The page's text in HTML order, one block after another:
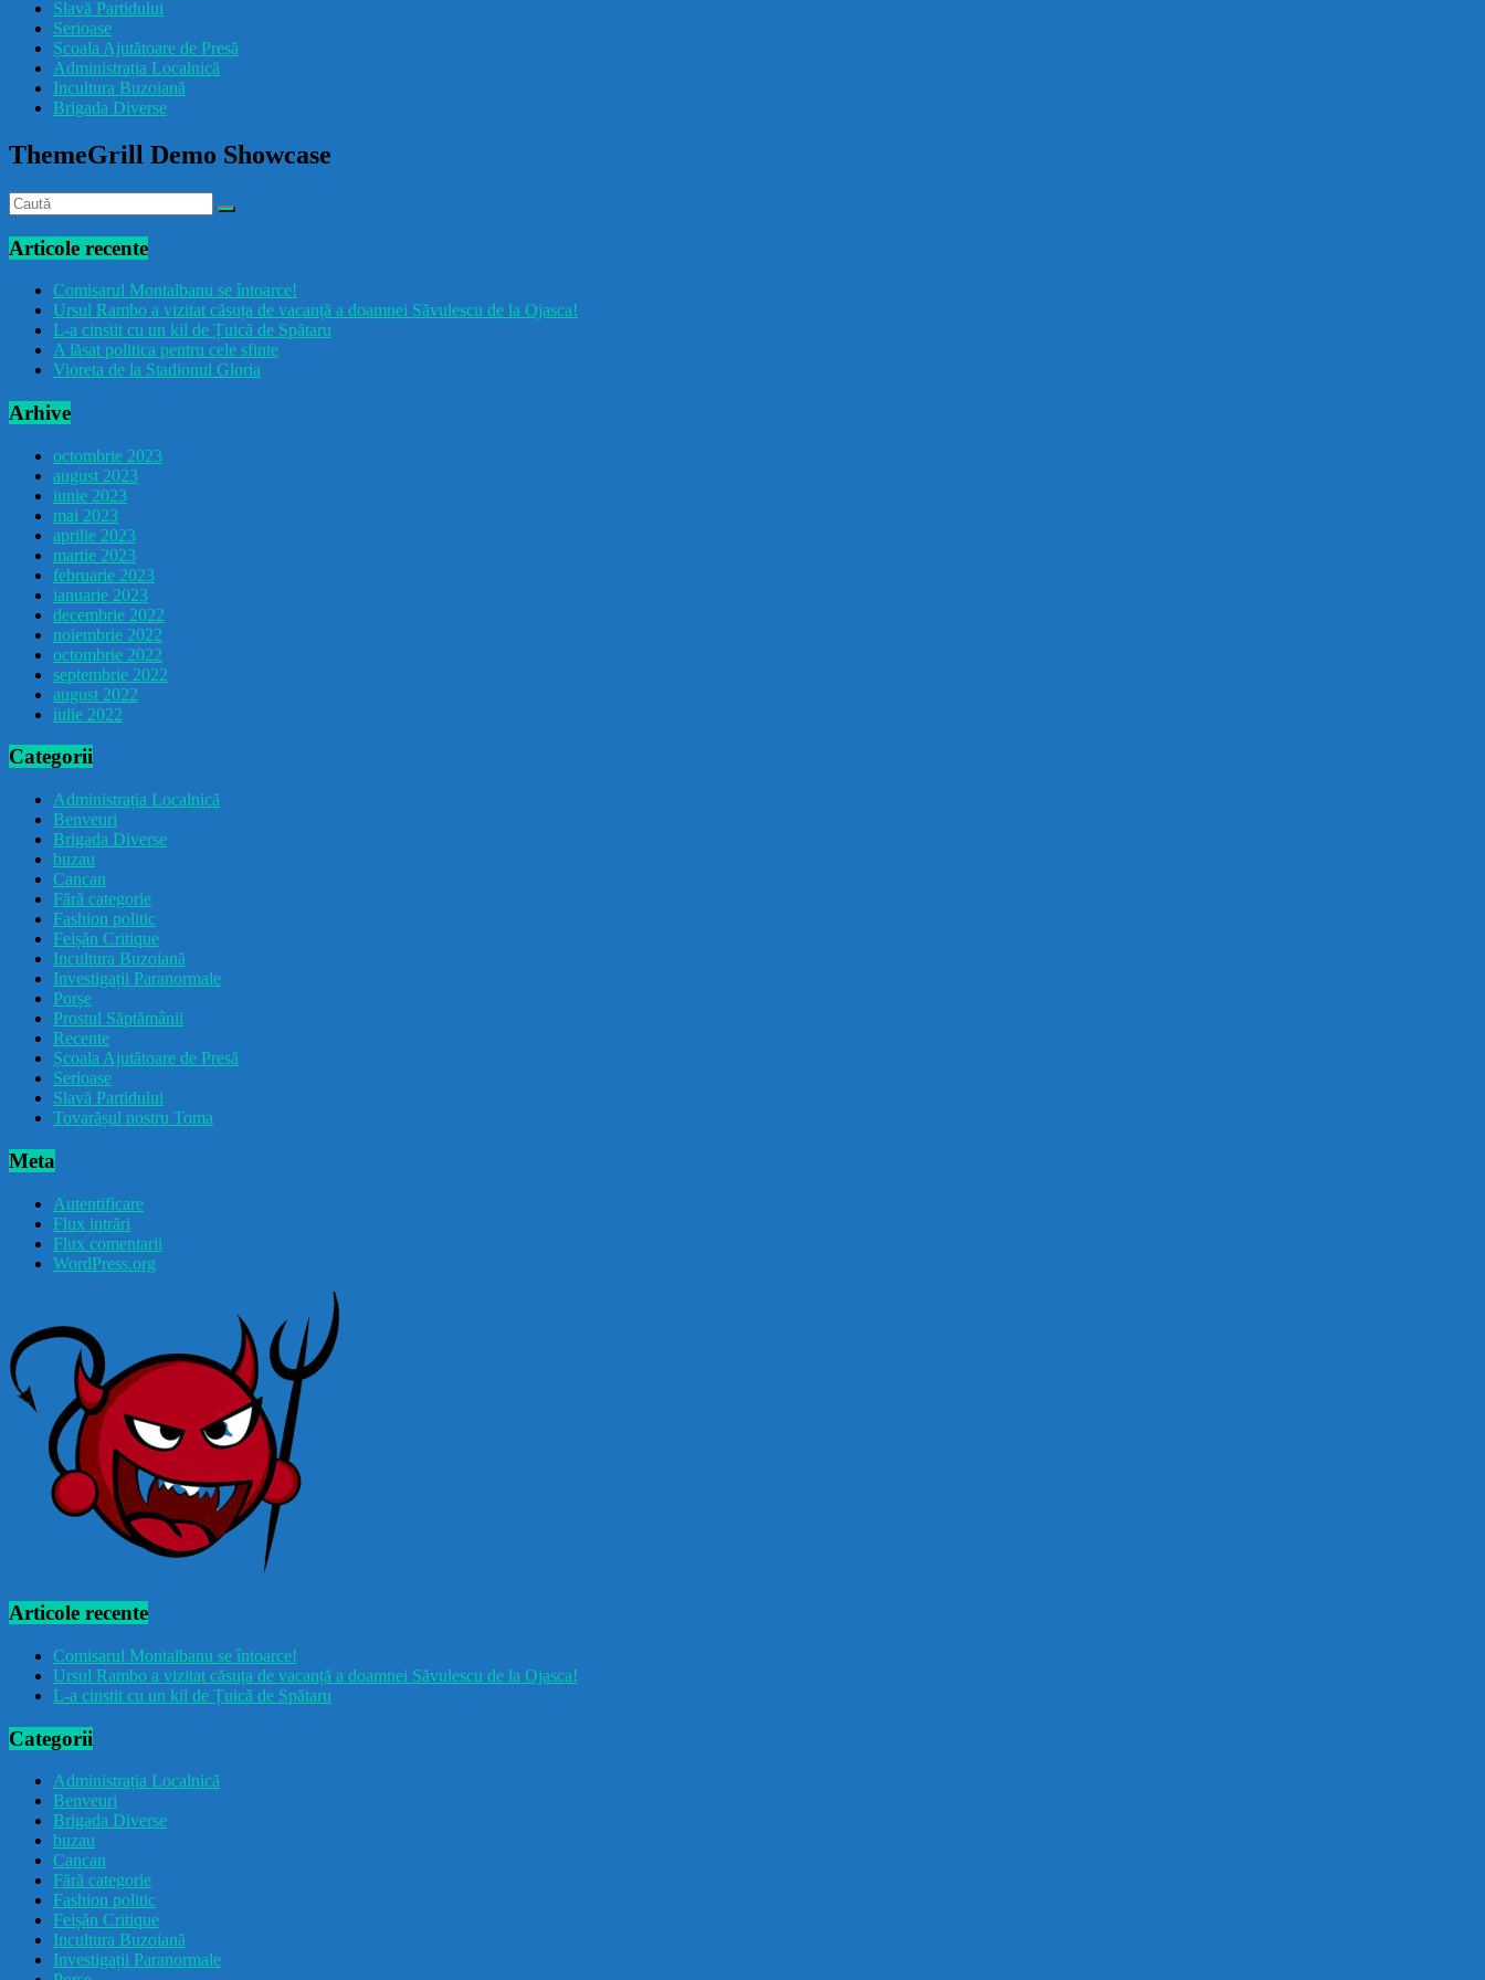
Slavă Partidului
Serioase
Școala Ajutătoare de Presă
Administrația Localnică
Incultura Buzoiană
Brigada Diverse
ThemeGrill Demo Showcase
Articole recente
Comisarul Montalbanu se întoarce!
Ursul Rambo a vizitat căsuța de vacanță a doamnei Săvulescu de la Ojasca!
L-a cinstit cu un kil de Țuică de Spătaru
A lăsat politica pentru cele sfinte
Vioreta de la Stadionul Gloria
Arhive
octombrie 2023
august 2023
iunie 2023
mai 2023
aprilie 2023
martie 2023
februarie 2023
ianuarie 2023
decembrie 2022
noiembrie 2022
octombrie 2022
septembrie 2022
august 2022
iulie 2022
Categorii
Administrația Localnică
Benveuri
Brigada Diverse
buzau
Cancan
Fără categorie
Fashion politic
Feișăn Critique
Incultura Buzoiană
Investigații Paranormale
Porșe
Prostul Săptămânii
Recente
Școala Ajutătoare de Presă
Serioase
Slavă Partidului
Tovarășul nostru Toma
Meta
Autentificare
Flux intrări
Flux comentarii
WordPress.org
Articole recente
Comisarul Montalbanu se întoarce!
Ursul Rambo a vizitat căsuța de vacanță a doamnei Săvulescu de la Ojasca!
L-a cinstit cu un kil de Țuică de Spătaru
Categorii
Administrația Localnică
Benveuri
Brigada Diverse
buzau
Cancan
Fără categorie
Fashion politic
Feișăn Critique
Incultura Buzoiană
Investigații Paranormale